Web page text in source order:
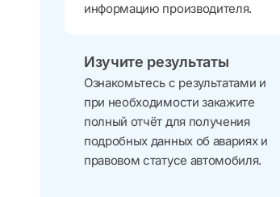
информацию производителя.
Изучите результаты
Ознакомьтесь с результатами и
при необходимости закажите
полный отчёт для получения
подробных данных об авариях и
правовом статусе автомобиля.